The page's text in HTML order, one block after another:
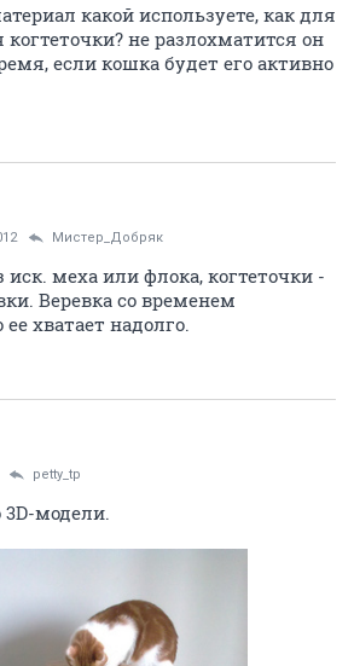
какой используете, как для
не разлохматится он
если кошка будет его активно
Мистер_Добряк
меха или флока, когтеточки -
Веревка со временем
хватает надолго.
petty_tp
модели.